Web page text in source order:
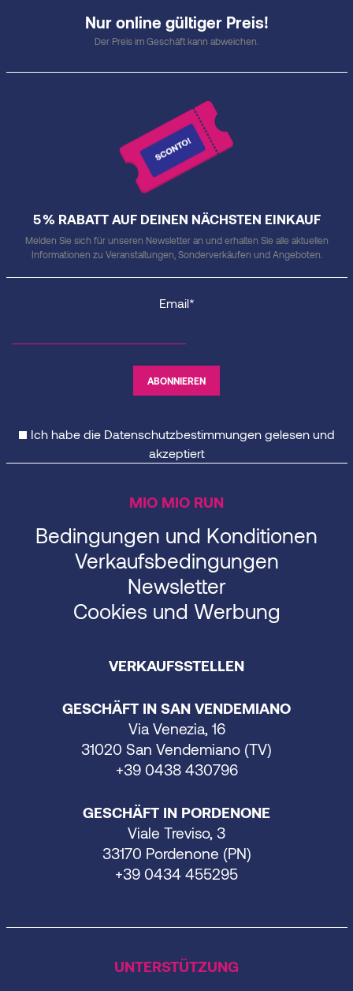
Nur online gültiger Preis!
Der Preis im Geschäft kann abweichen.
5 % RABATT AUF DEINEN NÄCHSTEN EINKAUF
Melden Sie sich für unseren Newsletter an und erhalten Sie alle aktuellen
Informationen zu Veranstaltungen, Sonderverkäufen und Angeboten.
Email*
Ich habe die Datenschutzbestimmungengelesen und
akzeptiert
MIO MIO RUN
Bedingungen und Konditionen
Verkaufsbedingungen
Newsletter
Cookies und Werbung
VERKAUFSSTELLEN
GESCHÄFT IN SAN VENDEMIANO
Via Venezia, 16
31020 San Vendemiano (TV)
+39 0438 430796
GESCHÄFT IN PORDENONE
Viale Treviso, 3
33170 Pordenone (PN)
+39 0434 455295
UNTERSTÜTZUNG